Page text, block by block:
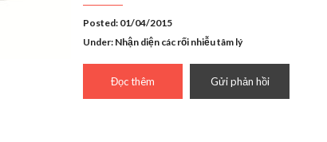
Posted: 01/04/2015
Under: Nhận diện các rối nhiễu tâm lý
Đọc thêm Gửi phản hồi